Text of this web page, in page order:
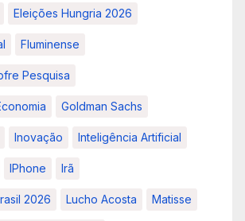
Eleições Hungria 2026
Fluminense
Pesquisa
Goldman Sachs
Inovação Inteligência Artificial
IPhone Irã
2026 Lucho Acosta Matisse